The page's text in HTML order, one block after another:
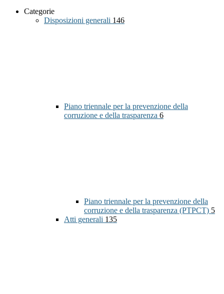
Categorie
Disposizioni generali 146
Piano triennale per la prevenzione della
corruzione e della trasparenza 6
Piano triennale per la prevenzione della
corruzione e della trasparenza (PTPCT) 5
Atti generali 135